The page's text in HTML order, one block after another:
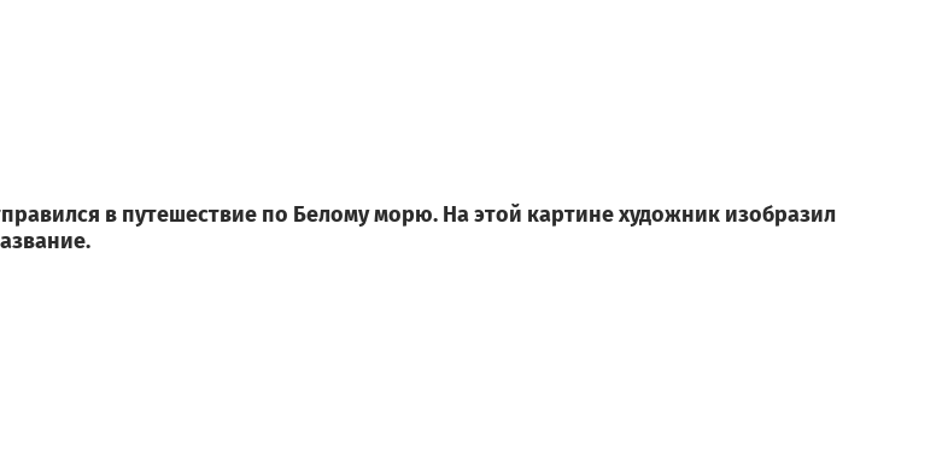
в путешествие по Белому морю. На этой картине художник изобразил